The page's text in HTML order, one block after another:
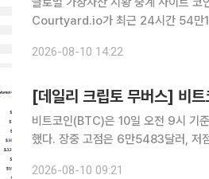
Courtyard.io가 최근 24시간 54만
24시간 거래량 20만4176달러를 기
2026-08-10 14:22
비트코인(BTC)은 10일 오전 9시
했다. 장중 고점은 6만5483달러, 저
2026-08-10 09:21